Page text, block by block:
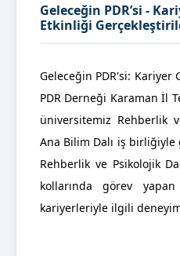
Geleceğin PDR’si -
Etkinliği
Geleceğin PDR'si: Kariyer
PDR Derneği Karaman İl
üniversitemiz Rehberlik
Ana Bilim Dalı iş
Rehberlik ve Psikolojik
kollarında görev
kariyerleriyle ilgili